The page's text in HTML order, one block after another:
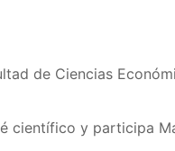
de Ciencias
científico y participa